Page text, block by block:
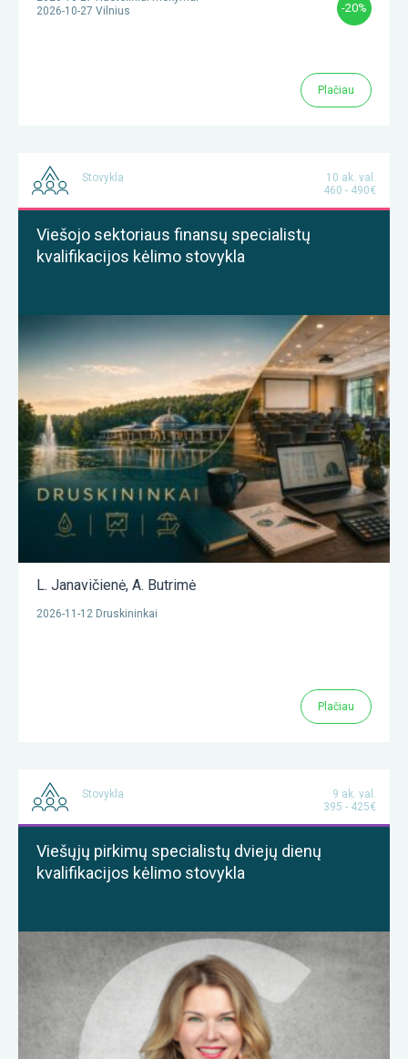
2026-10-27 Vilnius
-20%
Plačiau
Stovykla
10 ak. val.
460 - 490€
Viešojo sektoriaus finansų specialistų
kvalifikacijos kėlimo stovykla
L. Janavičienė, A. Butrimė
2026-11-12 Druskininkai
Plačiau
Stovykla
9 ak. val.
395 - 425€
Viešųjų pirkimų specialistų dviejų dienų
kvalifikacijos kėlimo stovykla